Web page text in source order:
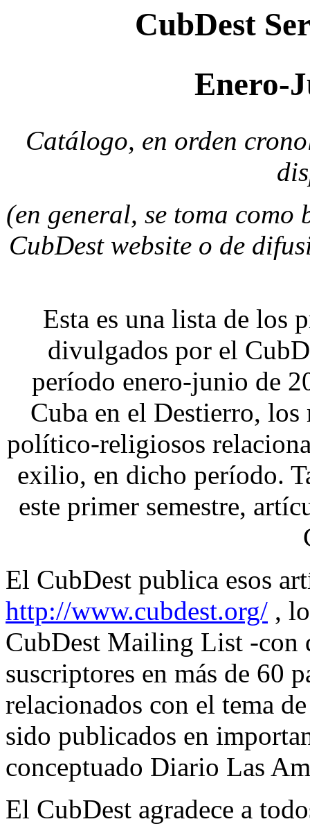
CubDest
Enero-
Catálogo, en orden
(en general, se toma como
CubDest website o de
Esta es una lista de los
divulgados por el
período enero-junio de
Cuba en el Destierro, los
político-religiosos
exilio, en dicho período.
este primer semestre,
El CubDest publica esos
http://www.cubdest.org/ ,
CubDest Mailing List -con
suscriptores en más de 60
relacionados con el tema
sido publicados en
conceptuado Diario Las
El CubDest agradece a